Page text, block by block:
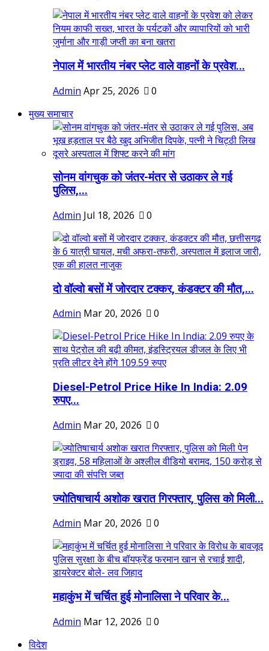
नेपाल में भारतीय नंबर प्लेट वाले वाहनों के प्रवेश...
Admin Apr 25, 2026
0
मुख्य समाचार
सोनम वांगचुक को जंतर-मंतर से उठाकर ले गई
पुलिस,...
Admin Jul 18, 2026 0
दो वॉल्वो बसों में जोरदार टक्कर, कंडक्टर की मौत,...
Admin Mar 20, 2026 0
Diesel-Petrol Price Hike In India: 2.09
रुपए...
Admin Mar 20, 2026 0
ज्योतिषाचार्य अशोक खरात गिरफ्तार, पुलिस को मिली...
Admin Mar 20, 2026 0
महाकुंभ में चर्चित हुई मोनालिसा ने परिवार के...
Admin Mar 12, 2026
0
विदेश